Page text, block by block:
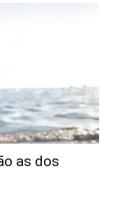
as dos